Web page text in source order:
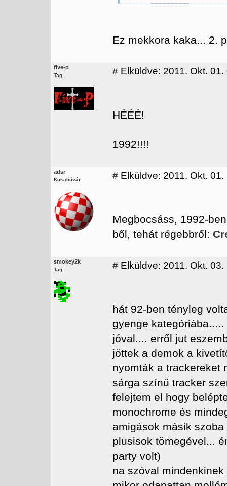
Ez mekkora kaka... 2.
five-p
Tag # Elküldve: 2011. Okt. 01.
HÉÉÉ!
1992!!!!
adsr
Kukabúvár # Elküldve: 2011. Okt. 01.
Megbocsáss, 1992-
ből, tehát régebbről:
smokey2k
Tag # Elküldve: 2011. Okt. 03.
hát 92-ben tényleg
gyenge
jóval.... erről jut
jöttek a demok a
nyomták a trackereket
sárga színű tracker
felejtem el hogy
monochrome és
amigások másik
plusisok tömegével...
party volt)
na szóval